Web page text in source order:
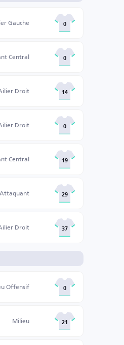
Gauche 0
Central 0
Droit 14
Droit 0
Central 19
29
Droit 37
Offensif 0
Milieu 21